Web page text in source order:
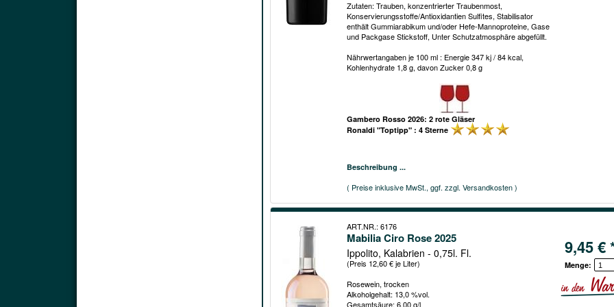
Zutaten: Trauben, konzentrierter Traubenmost,
Konservierungsstoffe/Antioxidantien Sulfites, Stabilisator
enthält Gummiarabikum und/oder Hefe-Mannoproteine, Gase
und Packgase Stickstoff, Unter Schutzatmosphäre abgefüllt.
Nährwertangaben je 100 ml : Energie 347 kj / 84 kcal,
Kohlenhydrate 1,8 g, davon Zucker 0,8 g
Gambero Rosso 2026: 2 rote Gläser
Ronaldi "Toptipp" : 4 Sterne
Beschreibung ...
( Preise inklusive MwSt., ggf. zzgl. Versandkosten )
ART.NR.: 6176
Mabilia Ciro Rose 2025
Ippolito, Kalabrien - 0,75l. Fl.
(Preis 12,60 € je Liter)
Rosewein, trocken
Alkoholgehalt: 13,0 %vol.
Gesamtsäure: 6,00 g/l
9,45 €
Menge: